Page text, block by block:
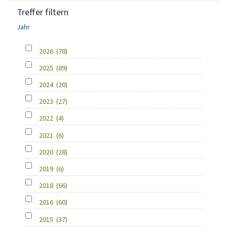
Treffer filtern
Jahr
2026 (78)
2025 (89)
2024 (20)
2023 (27)
2022 (4)
2021 (6)
2020 (28)
2019 (6)
2018 (66)
2016 (60)
2015 (37)